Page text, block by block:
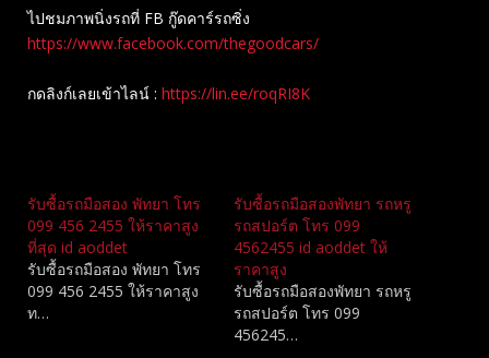
ไปชมภาพนิ่งรถที่ FB กู๊ดคาร์รถซิ่ง
https://www.facebook.com/thegoodcars/
กดลิงก์เลยเข้าไลน์ : https://lin.ee/roqRI8K
รับซื้อรถมือสอง พัทยา โทร
099 456 2455 ให้ราคาสูง
ที่สุด id aoddet
รับซื้อรถมือสอง พัทยา โทร
099 456 2455 ให้ราคาสูง
ท…
รับซื้อรถมือสองพัทยา รถหรู
รถสปอร์ต โทร 099
4562455 id aoddet ให้
ราคาสูง
รับซื้อรถมือสองพัทยา รถหรู
รถสปอร์ต โทร 099
456245…